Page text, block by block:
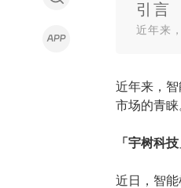
引言
近年来
近年来，
市场的青睐
「宇树科
近日，智